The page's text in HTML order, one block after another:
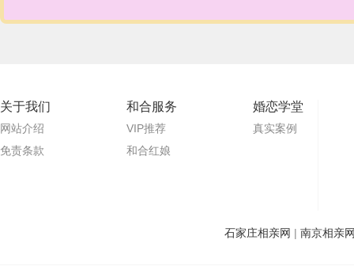
关于我们
网站介绍
免责条款
和合服务
VIP推荐
和合红娘
婚恋学堂
真实案例
石家庄相亲网 | 南京相亲